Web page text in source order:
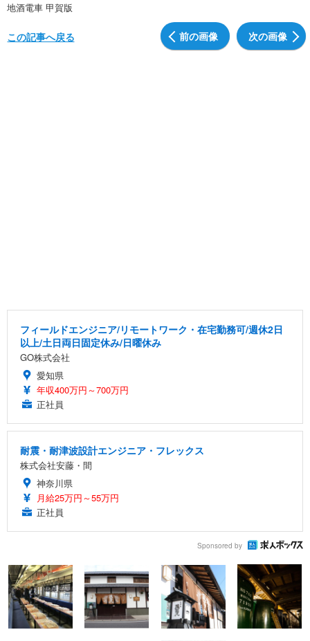
地酒電車 甲賀版
前の画像 次の画像
この記事へ戻る
フィールドエンジニア/リモートワーク・在宅勤務可/週休2日
以上/土日両日固定休み/日曜休み
GO株式会社
愛知県
年収400万円～700万円
正社員
耐震・耐津波設計エンジニア・フレックス
株式会社安藤・間
神奈川県
月給25万円～55万円
正社員
Sponsored by